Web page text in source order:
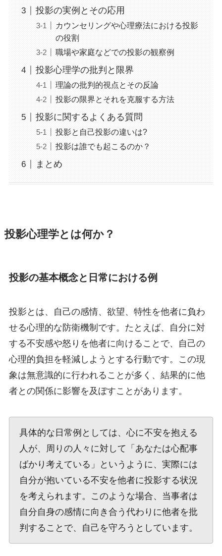
投影の実例とその応用
カウンセリングや心理療法における投影
の役割
職場や家庭などでの投影の観察例
投影心理学の批判と限界
理論の批判的視点とその反論
投影の限界とそれを克服する方法
投影に関するよくある質問
投影と自己投影の違いは?
投影は誰でも起こるのか？
まとめ
投影心理学とは何か？
投影の基本概念と日常における例
投影とは、自己の感情、欲望、特性を他者に負わ
せる心理的な防衛機制です。たとえば、自分に対
する不安感や怒りを他者に向けることで、自己の
心理的負担を軽減しようとする行動です。この現
象は無意識的に行われることが多く、結果的に他
者との関係に影響を及ぼすことがあります。
具体的な日常例としては、心に不安を抱える
人が、周りの人々に対して「あなたは心配事
ばかり考えている」というように、実際には
自分が抱いている不安を他者に投影する状況
を考えられます。このような場合、当事者は
自分自身の感情に向き合う代わりに他者を批
判することで、自己を守ろうとしています。